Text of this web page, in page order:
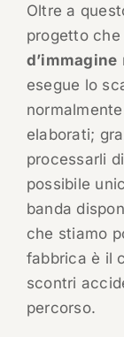
Oltre a
progetto
d’immagine
esegue lo
elaborati;
processarli
possibile
banda
che stiamo
fabbrica è il
scontri
percorso.